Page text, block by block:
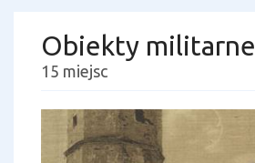
Obiekty militarne
15 miejsc